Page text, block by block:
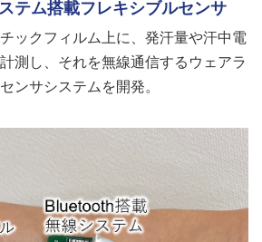
テム搭載フレキシブルセンサ
ックフィルム上に、発汗量や汗中電
測し、それを無線通信するウェアラ
ンサシステムを開発。